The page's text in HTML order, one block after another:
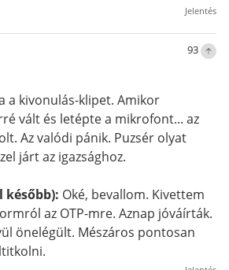
Jelentés
93
a kivonulás-klipet. Amikor
vált és letépte a mikrofont... az
Az valódi pánik. Puzsér olyat
járt az igazsághoz.
később): Oké, bevallom. Kivettem
az OTP-mre. Aznap jóváírták.
önelégült. Mészáros pontosan